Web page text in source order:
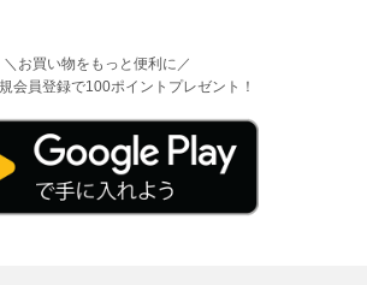
＼お買い物をもっと便利に／
会員登録で100ポイントプレゼント！